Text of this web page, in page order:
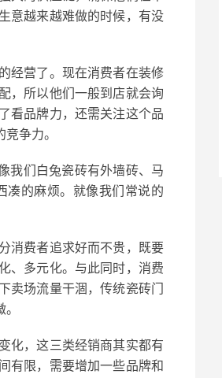
意越来越难做的时候，有没
经营了。现在消费者在装修
，所以他们一般到店就会询
看品牌力，还需关注这个品
争力。
我们白兔瓷砖有外墙砖、马
凑的麻烦。就像我们常说的
消费者追求好而不贵，既要
、多元化。与此同时，消费
卖场流量干涸，传统瓷砖门
。
化，这三类经销商其实都有
有限，需要增加一些品牌和